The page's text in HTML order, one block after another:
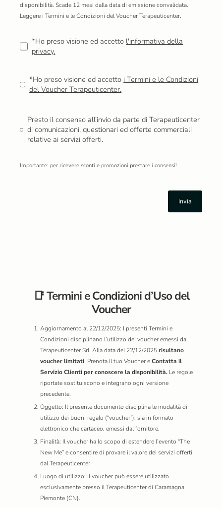
disponibilità. Scade 12 mesi dalla data di emissione convalidata.
Leggere i Termini e le Condizioni del Voucher Terapeuticenter.
*Ho preso visione ed accetto l'informativa della
privacy.
*Ho preso visione ed accetto i Termini e le Condizioni
del Voucher Terapeuticenter.
Presto il consenso all’invio da parte di Terapeuticenter
di comunicazioni, questionari ed offerte commerciali
relative ai servizi offerti.
Importante: per ricevere sconti e promozioni prestare i consensi!
📑 Termini e Condizioni d’Uso del
Voucher
Aggiornamento al 22/12/2025: I presenti Termini e
Condizioni disciplinano l’utilizzo dei voucher emessi da
Terapeuticenter Srl. Alla data del 22/12/2025risultano
voucher limitati. Prenota il tuo Voucher eContatta il
Servizio Clienti per conoscere la disponibilità. Le regole
riportate sostituiscono e integrano ogni versione
precedente.
Oggetto: Il presente documento disciplina le modalità di
utilizzo dei buoni regalo (“voucher”), sia in formato
elettronico che cartaceo, emessi dal fornitore.
Finalità: Il voucher ha lo scopo di estendere l’evento “The
New Me” e consentire di provare il valore dei servizi offerti
dal Terapeuticenter.
Luogo di utilizzo: Il voucher può essere utilizzato
esclusivamente presso il Terapeuticenter di Caramagna
Piemonte (CN).